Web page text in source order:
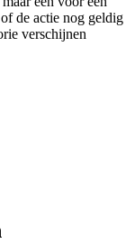
de actie nog geldig
verschijnen